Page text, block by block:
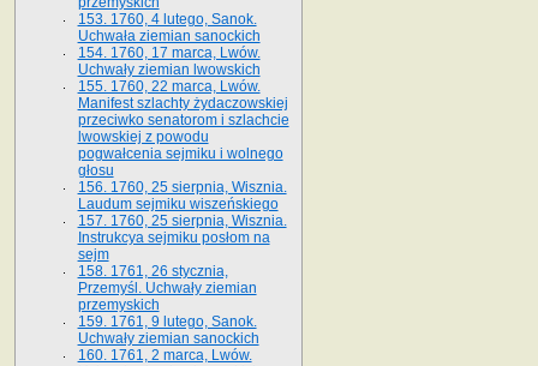
153. 1760, 4 lutego, Sanok.
Uchwała ziemian sanockich
154. 1760, 17 marca, Lwów.
Uchwały ziemian lwowskich
155. 1760, 22 marca, Lwów.
Manifest szlachty żydaczowskiej
przeciwko senatorom i szlachcie
lwowskiej z po­wodu
pogwałcenia sejmiku i wolnego
głosu
156. 1760, 25 sierpnia, Wisznia.
Laudum sejmiku wiszeńskiego
157. 1760, 25 sierpnia, Wisznia.
Instrukcya sejmiku posłom na
sejm
158. 1761, 26 stycznia,
Przemyśl. Uchwały ziemian
przemyskich
159. 1761, 9 lutego, Sanok.
Uchwały ziemian sanockich
160. 1761, 2 marca, Lwów.